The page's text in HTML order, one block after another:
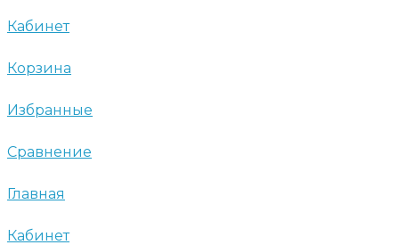
Кабинет
Корзина
Избранные
Сравнение
Главная
Кабинет